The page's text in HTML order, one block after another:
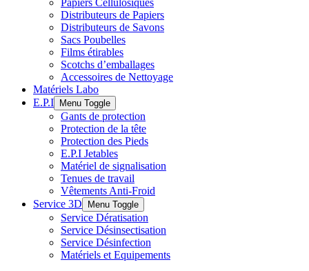
Distributeurs de Papiers
Distributeurs de Savons
Sacs Poubelles
Films étirables
Scotchs d’emballages
Accessoires de Nettoyage
Matériels Labo
E.P.I Menu Toggle
Gants de protection
Protection de la tête
Protection des Pieds
E.P.I Jetables
Matériel de signalisation
Tenues de travail
Vêtements Anti-Froid
Service 3D
Menu Toggle
Service Dératisation
Service Désinsectisation
Service Désinfection
Matériels et Equipements